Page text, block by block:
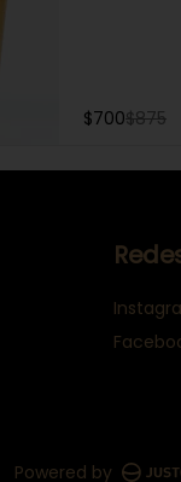
$700$875
Powered by